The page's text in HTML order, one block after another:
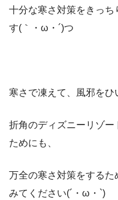
十分な寒さ対策をきっち
す(｀・ω・´)つ
寒さで凍えて、風邪をひ
折角のディズニーリゾ
ためにも、
万全の寒さ対策をするた
みてください(´・ω・`)